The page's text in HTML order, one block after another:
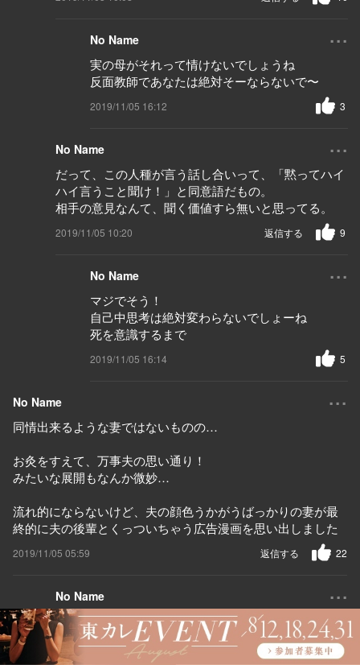
No Name ...
実の母がそれって情けないでしょうね
反面教師であなたは絶対そーならないで〜
2019/11/05 16:12 3
No Name ...
だって、この人種が言う話し合いって、「黙ってハイ
ハイ言うこと聞け！」と同意語だもの。
相手の意見なんて、聞く価値すら無いと思ってる。
2019/11/05 10:20 9
返信する
No Name ...
マジでそう！
自己中思考は絶対変わらないでしょーね
死を意識するまで
2019/11/05 16:14 5
No Name ...
同情出来るような妻ではないものの…
お灸をすえて、万事夫の思い通り！
みたいな展開もなんか微妙…
流れ的にならないけど、夫の顔色うかがうばっかりの妻が最
終的に夫の後輩とくっついちゃう広告漫画を思い出しました
2019/11/05 05:59 22
返信する
No Name ...
勧善懲悪的な流れ、わたしもあまり好きではないです
2019/11/05 08:28 6
返信する